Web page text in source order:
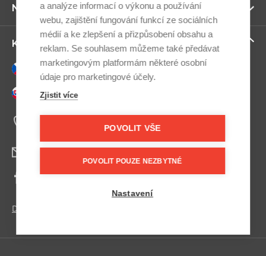
Newsletter
Kontaktujte nás
Česky
Slovensky
+420 607 800 100
Facebook
Další kontakty
a analýze informací o výkonu a používání
webu, zajištění fungování funkcí ze sociálních
médií a ke zlepšení a přizpůsobení obsahu a
reklam. Se souhlasem můžeme také předávat
marketingovým platformám některé osobní
údaje pro marketingové účely.
Zjistit více
POVOLIT VŠE
POVOLIT POUZE NEZBYTNÉ
Nastavení